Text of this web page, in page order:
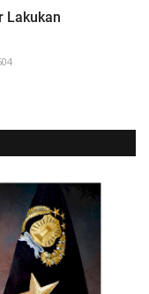
Lakukan